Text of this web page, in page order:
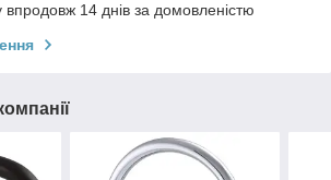
14 днів за домовленістю